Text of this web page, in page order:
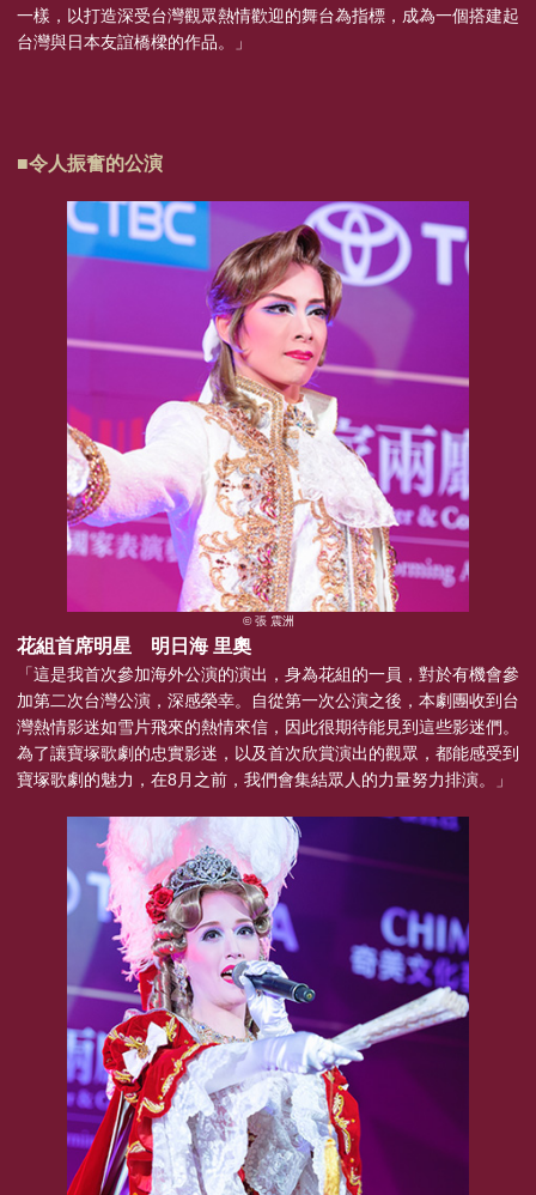
一樣，以打造深受台灣觀眾熱情歡迎的舞台為指標，成為一個搭建起
台灣與日本友誼橋樑的作品。」
■令人振奮的公演
© 張 震洲
花組首席明星 明日海 里奧
「這是我首次參加海外公演的演出，身為花組的一員，對於有機會參
加第二次台灣公演，深感榮幸。自從第一次公演之後，本劇團收到台
灣熱情影迷如雪片飛來的熱情來信，因此很期待能見到這些影迷們。
為了讓寶塚歌劇的忠實影迷，以及首次欣賞演出的觀眾，都能感受到
寶塚歌劇的魅力，在8月之前，我們會集結眾人的力量努力排演。」